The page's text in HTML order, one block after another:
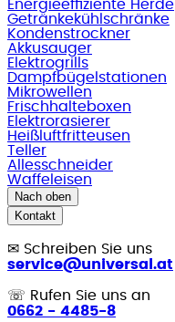
Energieeffiziente Herde
Getränkekühlschränke
Kondenstrockner
Akkusauger
Elektrogrills
Dampfbügelstationen
Mikrowellen
Frischhalteboxen
Elektrorasierer
Heißluftfritteusen
Teller
Allesschneider
Waffeleisen
Nach oben
Kontakt
✉ Schreiben Sie uns
service@universal.at
☏ Rufen Sie uns an
0662 - 4485-8